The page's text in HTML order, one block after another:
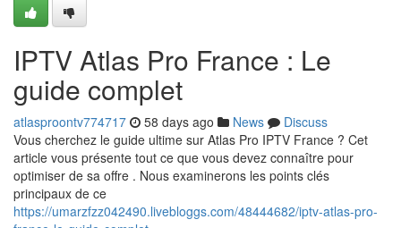
IPTV Atlas Pro France : Le
guide complet
atlasproontv774717 58 days ago News
Discuss
Vous cherchez le guide ultime sur Atlas Pro IPTV France ? Cet
article vous présente tout ce que vous devez connaître pour
optimiser de sa offre . Nous examinerons les points clés
principaux de ce
https://umarzfzz042490.livebloggs.com/48444682/iptv-atlas-pro-